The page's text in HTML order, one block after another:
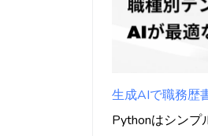
生成AIで職務歴
Pythonはシンプ